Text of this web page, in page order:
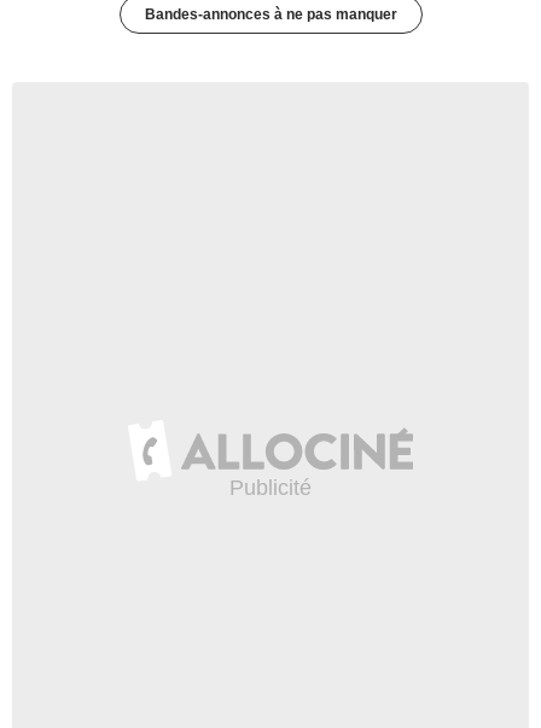
Bandes-annonces à ne pas manquer